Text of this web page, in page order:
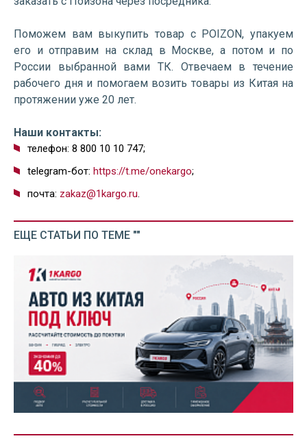
Поможем вам выкупить товар с POIZON, упакуем
его и отправим на склад в Москве, а потом и по
России выбранной вами ТК. Отвечаем в течение
рабочего дня и помогаем возить товары из Китая на
протяжении уже 20 лет.
Наши контакты:
телефон: 8 800 10 10 747;
telegram-бот: https://t.me/onekargo;
почта: zakaz@1kargo.ru.
ЕЩЕ СТАТЬИ ПО ТЕМЕ ""